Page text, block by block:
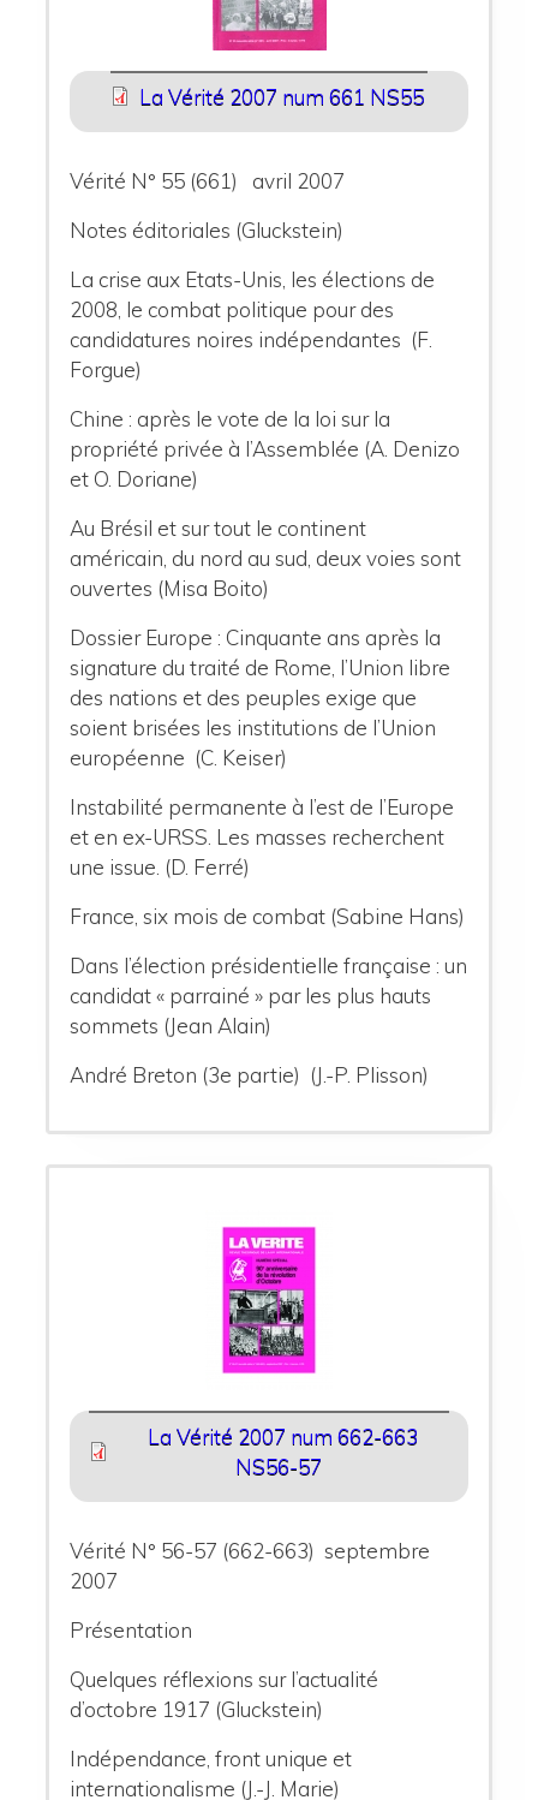
La Vérité 2007 num 661 NS55
Vérité N° 55 (661) avril 2007
Notes éditoriales (Gluckstein)
La crise aux Etats-Unis, les élections de
2008, le combat politique pour des
candidatures noires indépendantes (F.
Forgue)
Chine : après le vote de la loi sur la
propriété privée à l’Assemblée (A. Denizo
et O. Doriane)
Au Brésil et sur tout le continent
américain, du nord au sud, deux voies sont
ouvertes (Misa Boito)
Dossier Europe : Cinquante ans après la
signature du traité de Rome, l’Union libre
des nations et des peuples exige que
soient brisées les institutions de l’Union
européenne (C. Keiser)
Instabilité permanente à l’est de l’Europe
et en ex-URSS. Les masses recherchent
une issue. (D. Ferré)
France, six mois de combat (Sabine Hans)
Dans l’élection présidentielle française : un
candidat « parrainé » par les plus hauts
sommets (Jean Alain)
André Breton (3e partie) (J.-P. Plisson)
La Vérité 2007 num 662-663
NS56-57
Vérité N° 56-57 (662-663) septembre
2007
Présentation
Quelques réflexions sur l’actualité
d’octobre 1917 (Gluckstein)
Indépendance, front unique et
internationalisme (J.-J. Marie)